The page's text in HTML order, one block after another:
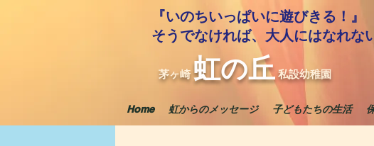
『いのちいっぱいに遊びきる！』
そうでなければ、大人にはなれな
茅ヶ崎 虹の丘 私設幼稚園
Home 虹からのメッセージ 子どもたちの生活